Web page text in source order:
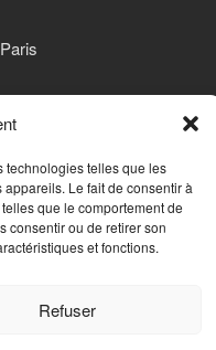
technologies telles que les
Le fait de consentir à
que le comportement de
consentir ou de retirer son
et fonctions.
Refuser